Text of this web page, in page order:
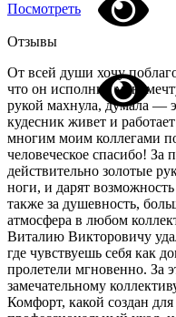
Посмотреть
Отзывы
От всей души хочу
что он исполнил мою
рукой махнула, думала —
кудесник живет и
многим моим коллегами
человеческое спасибо! За
действительно золотые
ноги, и дарят
также за душевность,
атмосфера в любом
Виталию Викторовичу
где чувствуешь себя как
пролетели мгновенно. За
замечательному
Комфорт, какой создан